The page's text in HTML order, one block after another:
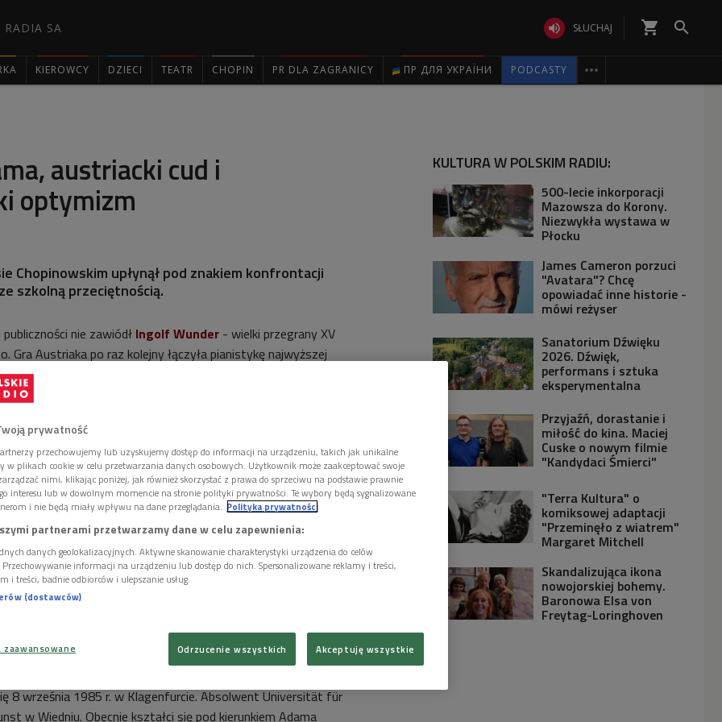
RADIA SA  SŁUCHAJ shopping_cart 
KIEROWCY DZIECI TEATR CHOPIN PR DLA ZAGRANICY ПР ДЛЯ УКРАЇНИ PODCASTY 
austriacki cud i
optymizm
Chopinowskim upłynął pod znakiem konfrontacji
szkolną przeciętnością.
nie zawiódł Ingolf Wunder - wielki przegrany XV
Gra Austriaka po raz kolejny łączyła pianistykę najwyższej
ducha muzyki Chopina. Typowo francuskim
François Dumont
gestem, a
możliwości nie pokazał niestety
3 lutego 1986 r. w Warszawie. Student Uniwersytetu
w Warszawie w klasie Alicji Palety-Bugaj. Równolegle
of Music w Londynie pod kierunkiem Kevina Kennera.
w prestiżowych salach koncertowych Polski i jako
m.in. w Filharmonii Narodowej. Brał udział w
8 września 1985 r. w Klagenfurcie. Absolwent Universität für
w Wiedniu. Obecnie kształci się pod kierunkiem Adama
KULTURA W POLSKIM RADIU:
500-lecie inkorporacji
Mazowsza do Korony.
Niezwykła wystawa w
Płocku
James Cameron porzuci
"Avatara"? Chcę
opowiadać inne historie -
mówi reżyser
Sanatorium Dźwięku
2026. Dźwięk,
performans i sztuka
eksperymentalna
Przyjaźń, dorastanie i
miłość do kina. Maciej
Cuske o nowym filmie
"Kandydaci Śmierci"
"Terra Kultura" o
komiksowej adaptacji
"Przeminęło z wiatrem"
Margaret Mitchell
Skandalizująca ikona
nowojorskiej bohemy.
Baronowa Elsa von
Freytag-Loringhoven
prywatność
przechowujemy lub uzyskujemy dostęp do informacji na urządzeniu, takich jak unikalne
w plikach cookie w celu przetwarzania danych osobowych. Użytkownik może zaakceptować swoje
nimi, klikając poniżej, jak również skorzystać z prawa do sprzeciwu na podstawie prawnie
interesu lub w dowolnym momencie na stronie polityki prywatności. Te wybory będą sygnalizowane
i nie będą miały wpływu na dane przeglądania. Polityka prywatności
partnerami przetwarzamy dane w celu zapewnienia:
danych geolokalizacyjnych. Aktywne skanowanie charakterystyki urządzenia do celów
informacji na urządzeniu lub dostęp do nich. Spersonalizowane reklamy i treści,
i treści, badnie odbiorców i ulepszanie usług.
(dostawców)
Odrzucenie wszystkich Akceptuję wszystkie